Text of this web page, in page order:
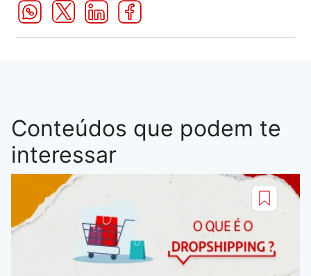
Conteúdos que podem te
interessar